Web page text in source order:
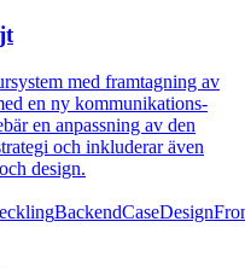
med framtagning av
en ny kommunikations-
en anpassning av den
och inkluderar även
design.
BackendCaseDesign